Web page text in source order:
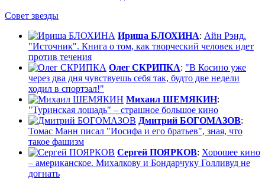
Совет звезды
Ириша БЛОХИНА: Айн Рэнд.
"Источник". Книга о том, как творческий человек идет
против течения
Олег СКРИПКА: "В Косино уже
через два дня чувствуешь себя так, будто две недели
ходил в спортзал!"
Михаил ШЕМЯКИН:
"Туринская лошадь" – страшное большое кино
Дмитрий БОГОМАЗОВ:
Томас Манн писал "Иосифа и его братьев", зная, что
такое фашизм
Сергей ПОЯРКОВ: Хорошее кино
– американское. Михалкову и Бондарчуку Голливуд не
догнать